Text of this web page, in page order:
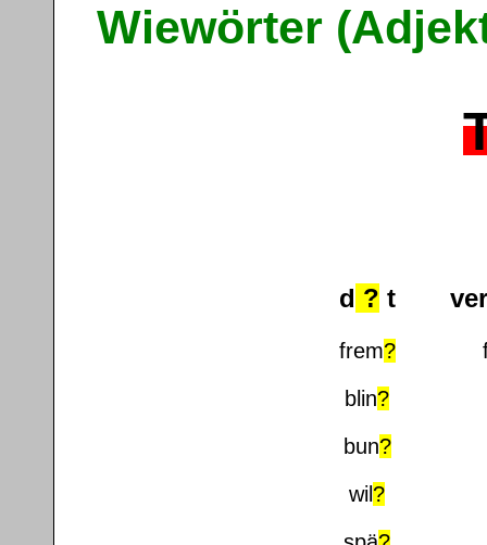
Wiewörter
d ? t
frem?
blin?
bun?
wil ?